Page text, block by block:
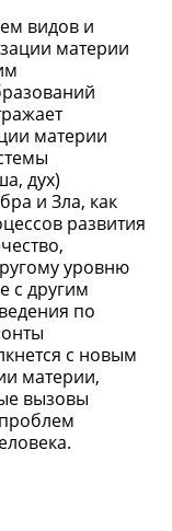
видов и
материи
материи
дух)
и Зла, как
развития
уровню
с другим
по
с новым
материи,
вызовы